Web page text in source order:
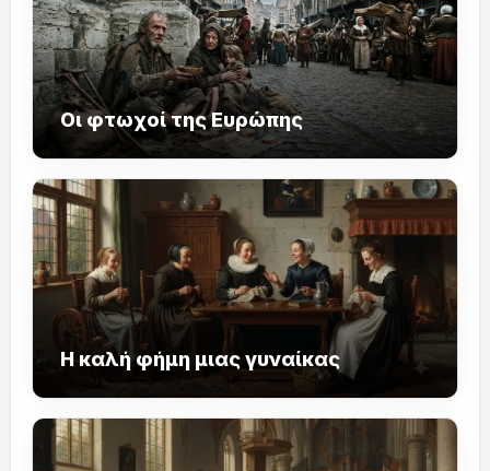
Οι φτωχοί της Ευρώπης
Η καλή φήμη μιας γυναίκας